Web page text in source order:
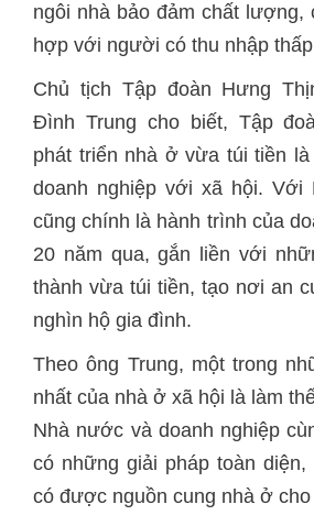
ngôi nhà bảo đảm chất lượng,
hợp với người có thu nhập
Chủ tịch Tập đoàn Hưng
Đình Trung cho biết, Tập
phát triển nhà ở vừa túi tiền
doanh nghiệp với xã hội. Với
cũng chính là hành trình của
20 năm qua, gắn liền với
thành vừa túi tiền, tạo nơi an
nghìn hộ gia đình.
Theo ông Trung, một trong
nhất của nhà ở xã hội là làm
Nhà nước và doanh nghiệp
có những giải pháp toàn
có được nguồn cung nhà ở